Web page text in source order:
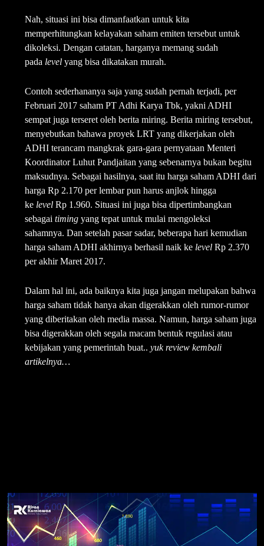
Nah, situasi ini bisa dimanfaatkan untuk kita
memperhitungkan kelayakan saham emiten tersebut untuk
dikoleksi. Dengan catatan, harganya memang sudah
pada level yang bisa dikatakan murah.
Contoh sederhananya saja yang sudah pernah terjadi, per
Februari 2017 saham PT Adhi Karya Tbk, yakni ADHI
sempat juga terseret oleh berita miring. Berita miring tersebut,
menyebutkan bahawa proyek LRT yang dikerjakan oleh
ADHI terancam mangkrak gara-gara pernyataan Menteri
Koordinator Luhut Pandjaitan yang sebenarnya bukan begitu
maksudnya. Sebagai hasilnya, saat itu harga saham ADHI dari
harga Rp 2.170 per lembar pun harus anjlok hingga
ke level Rp 1.960. Situasi ini juga bisa dipertimbangkan
sebagai timing yang tepat untuk mulai mengoleksi
sahamnya. Dan setelah pasar sadar, beberapa hari kemudian
harga saham ADHI akhirnya berhasil naik ke level Rp 2.370
per akhir Maret 2017.
Dalam hal ini, ada baiknya kita juga jangan melupakan bahwa
harga saham tidak hanya akan digerakkan oleh rumor-rumor
yang diberitakan oleh media massa. Namun, harga saham juga
bisa digerakkan oleh segala macam bentuk regulasi atau
kebijakan yang pemerintah buat.. yuk review kembali
artikelnya…